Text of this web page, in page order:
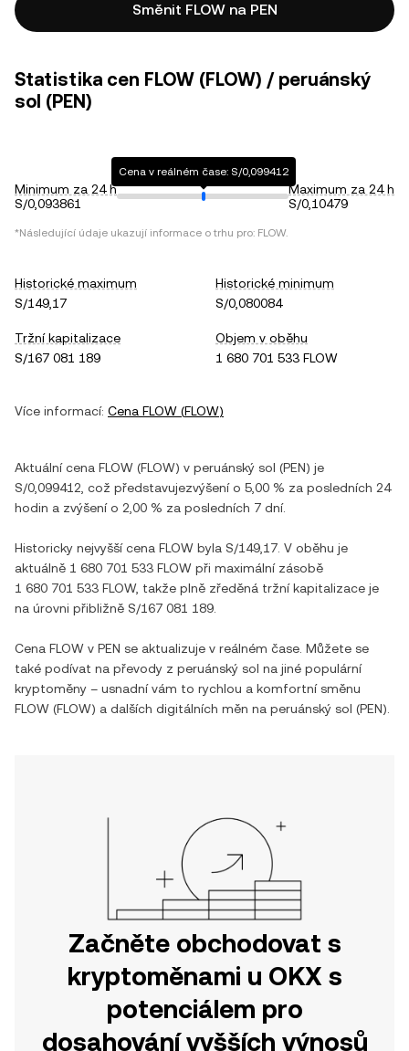
Směnit FLOW na PEN
Statistika cen FLOW (FLOW) / peruánský
sol (PEN)
Minimum za 24 h
S/0,093861
Cena v reálném čase: S/0,099412
Maximum za 24 h
S/0,10479
*Následující údaje ukazují informace o trhu pro: FLOW.
Historické maximum
S/149,17
Historické minimum
S/0,080084
Tržní kapitalizace
S/167 081 189
Objem v oběhu
1 680 701 533 FLOW
Více informací: Cena FLOW (FLOW)
Aktuální cena FLOW (FLOW) v peruánský sol (PEN) je
S/0,099412 , což představujezvýšenío 5,00 % za posledních 24
hodin a zvýšenío 2,00 % za posledních 7 dní.
Historicky nejvyšší cena FLOW byla S/149,17 . V oběhu je
aktuálně 1 680 701 533 FLOW při maximální zásobě
1 680 701 533 FLOW, takže plně zředěná tržní kapitalizace je
na úrovni přibližně S/167 081 189
Cena FLOW v PEN se aktualizuje v reálném čase. Můžete se
také podívat na převody z peruánský sol na jiné populární
kryptoměny – usnadní vám to rychlou a komfortní směnu
FLOW (FLOW) a dalších digitálních měn na peruánský sol (PEN).
Začněte obchodovat s
kryptoměnami u OKX s
potenciálem pro
dosahování vyšších výnosů